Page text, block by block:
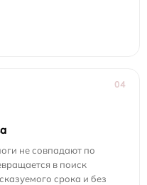
04
не совпадают по
в поиск
срока и без